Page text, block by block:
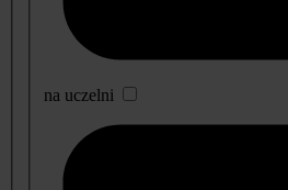
na uczelni